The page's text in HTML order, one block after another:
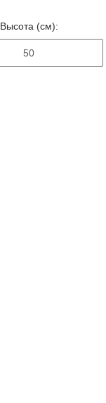
Высота (см):